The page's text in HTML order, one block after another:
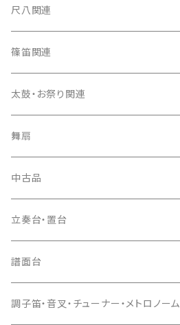
箏カバー
箏袋
口前袋・尾布
爪・爪輪
爪入
爪駒入
猫足入
爪ばさみ
三味線（本体）
三味線ケース
長トランク・三ツ折トランク
ソフトケース
雨用カバー
長袋・三ツ組袋・胴袋
胴掛
根緒
糸
(丸三) 寿糸
駒
尺八関連
尺八（本体）
尺八袋
歌口キャップ
つゆ切り
篠笛関連
篠笛（本体）
お祭り用６穴
お祭り用７穴
篠笛袋
太鼓・お祭り関連
太鼓（本体）
太鼓撥
手拍子（チャンチャン）
当り鉦
シュモク（当り鉦バチ）
舞扇
中古品
箏（本体）
三味線（本体）
立奏台・置台
譜面台
座奏用譜面台
調子笛・音叉・チューナー・メトロノーム